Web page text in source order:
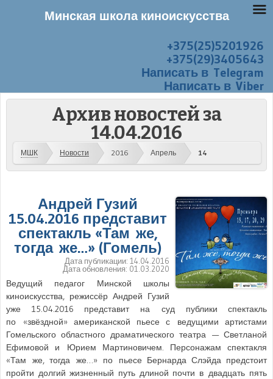
+375(25)5201926
+375(29)3405643
Написать в Telegram
Написать в Viber
Архив новостей за
14.04.2016
МШК Новости 2016 Апрель 14
Андрей Гузий
15.04.2016 представит
спектакль «Там же,
тогда же…» (Гомель)
Дата публикации: 14.04.2016
Дата обновления: 01.03.2020
Ведущий педагог Минской школы
киноискусства, режиссёр Андрей Гузий
уже 15.04.2016 представит на суд публики спектакль
по «звёздной» американской пьесе с ведущими артистами
Гомельского областного драматического театра — Светланой
Ефимовой и Юрием Мартиновичем. Персонажам спектакля
«Там же, тогда же…» по пьесе Бернарда Слэйда предстоит
пройти долгий жизненный путь длиной почти в двадцать пять
Минская школа киноискусства